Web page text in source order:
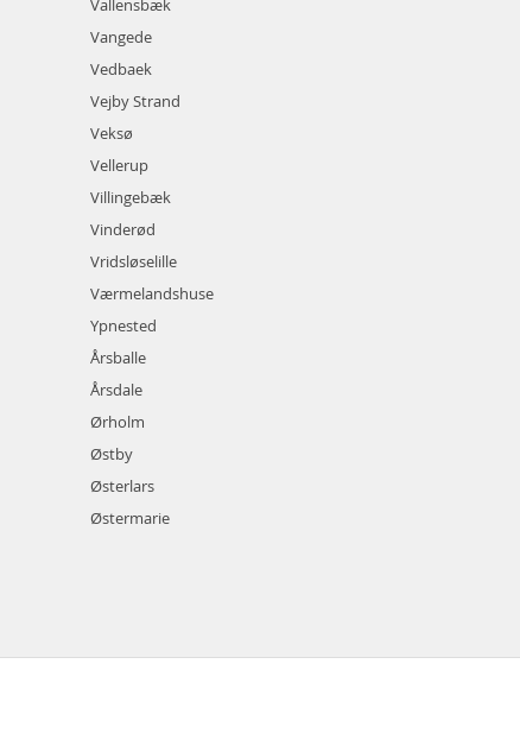
Vangede
Vedbaek
Vejby Strand
Veksø
Vellerup
Villingebæk
Vinderød
Vridsløselille
Værmelandshuse
Ypnested
Årsballe
Årsdale
Ørholm
Østby
Østerlars
Østermarie